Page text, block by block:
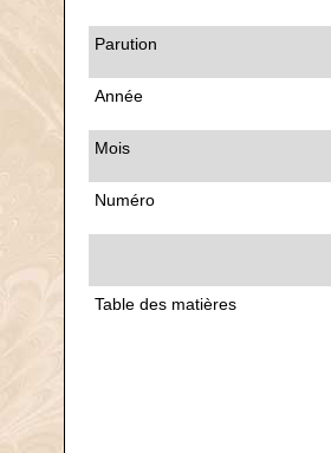
Parution
Année
Mois
Numéro
Table des matières